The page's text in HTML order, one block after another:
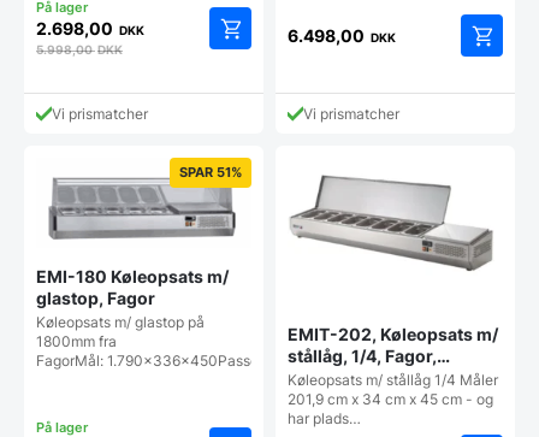
2.698,00 DKK
5.998,00DKK
Vi prismatcher
6.498,00 DKK
Vi prismatcher
SPAR 51%
EMI-180 Køleopsats m/
glastop, Fagor
Køleopsats m/ glastop på
1800mm fra
FagorMål: 1.790x336x450Passer…
EMIT-202, Køleopsats m/
stållåg, 1/4, Fagor,
Topkvalitet
Køleopsats m/ stållåg 1/4 Måler
201,9 cm x 34 cm x 45 cm - og
har plads…